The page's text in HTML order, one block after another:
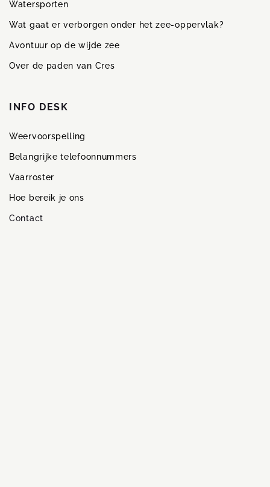
Watersporten
Wat gaat er verborgen onder het zee-oppervlak?
Avontuur op de wijde zee
Over de paden van Cres
INFO DESK
Weervoorspelling
Belangrijke telefoonnummers
Vaarroster
Hoe bereik je ons
Contact